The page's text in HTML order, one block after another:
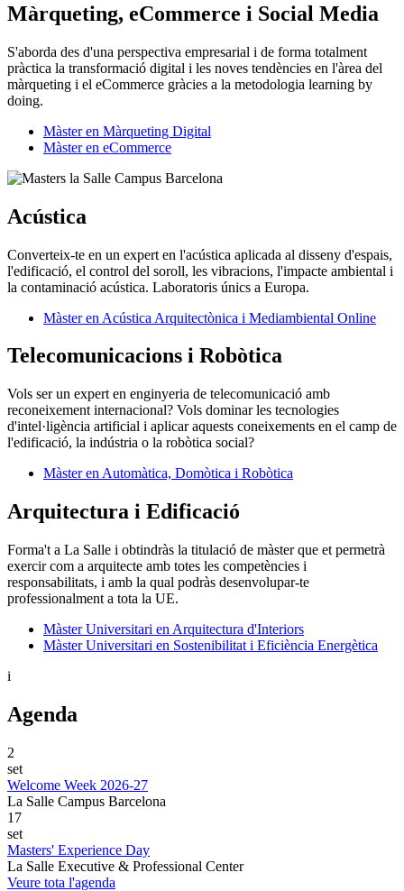
Màrqueting, eCommerce i Social Media
S'aborda des d'una perspectiva empresarial i de forma totalment
pràctica la transformació digital i les noves tendències en l'àrea del
màrqueting i el eCommerce gràcies a la metodologia learning by
doing.
Màster en Màrqueting Digital
Màster en eCommerce
Acústica
Converteix-te en un expert en l'acústica aplicada al disseny d'espais,
l'edificació, el control del soroll, les vibracions, l'impacte ambiental i
la contaminació acústica. Laboratoris únics a Europa.
Màster en Acústica Arquitectònica i Mediambiental Online
Telecomunicacions i Robòtica
Vols ser un expert en enginyeria de telecomunicació amb
reconeixement internacional? Vols dominar les tecnologies
d'intel·ligència artificial i aplicar aquests coneixements en el camp de
l'edificació, la indústria o la robòtica social?
Màster en Automàtica, Domòtica i Robòtica
Arquitectura i Edificació
Forma't a La Salle i obtindràs la titulació de màster que et permetrà
exercir com a arquitecte amb totes les competències i
responsabilitats, i amb la qual podràs desenvolupar-te
professionalment a tota la UE.
Màster Universitari en Arquitectura d'Interiors
Màster Universitari en Sostenibilitat i Eficiència Energètica
i
Agenda
2
set
Welcome Week 2026-27
La Salle Campus Barcelona
17
set
Masters' Experience Day
La Salle Executive & Professional Center
Veure tota l'agenda